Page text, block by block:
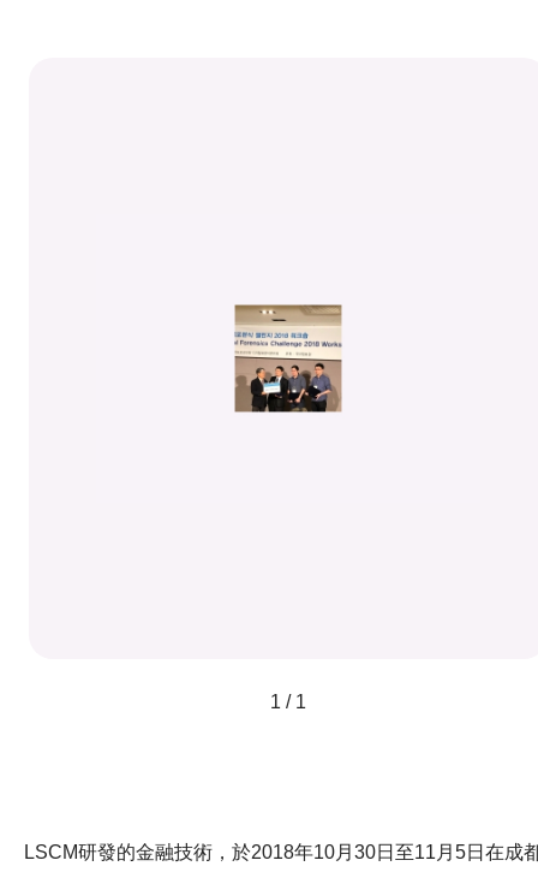
1 / 1
LSCM研發的金融技術，於2018年10月30日至11月5日在成